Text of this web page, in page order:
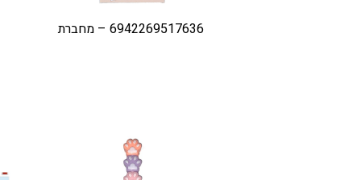
6942269517636 – מחברת